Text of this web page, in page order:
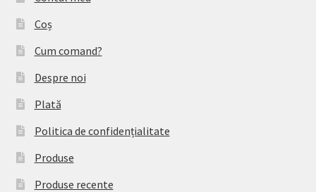
Coș
Cum comand?
Despre noi
Plată
Politica de confidențialitate
Produse
Produse recente